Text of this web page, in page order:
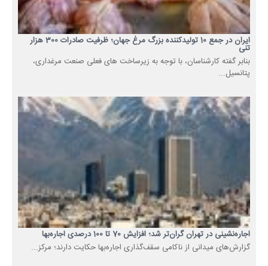
ایران در جمع 10 تولیدکننده بزرگ مرغ جهان؛ ظرفیت صادرات 300 هزار
تنی
بنابر گفته کارشناسان، با توجه به زیرساخت های فعلی صنعت مرغداری،
پتانسیل...
اجاره‌نشینی در تهران گران‌تر شد؛ افزایش 70 تا 100 درصدی اجاره‌بها
گزارش‌های میدانی از ناکامی سقف‌گذاری اجاره‌بها حکایت دارند؛ مرکز...